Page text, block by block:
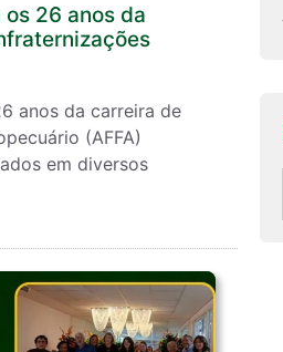
os 26 anos da
anos da carreira de
(AFFA)
em diversos